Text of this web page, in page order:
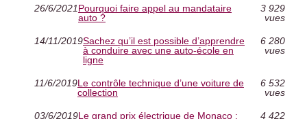
26/6/2021Pourquoi faire appel au mandataire
auto ?
3 929
vues
14/11/2019Sachez qu’il est possible d’apprendre
à conduire avec une auto-école en
ligne
6 280
vues
11/6/2019Le contrôle technique d’une voiture de
collection
6 532
vues
03/6/2019Le grand prix électrique de Monaco :
4 422